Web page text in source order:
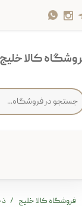
تغییر گذر واژه
خروج از حساب
کالا خلیج
فروشگاه کالا خلیج